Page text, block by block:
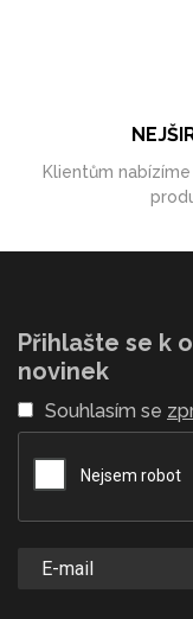
Klientům
Přihlašte se k
novinek
Souhlasím se